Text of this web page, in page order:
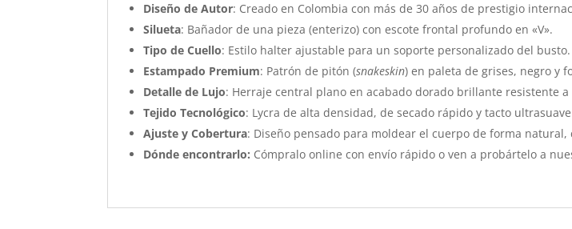
Diseño de Autor: Creado en Colombia con más de 30 años de prestigio
Silueta: Bañador de una pieza (enterizo) con escote frontal profundo en «V».
Tipo de Cuello: Estilo halter ajustable para un soporte personalizado del busto.
Estampado Premium: Patrón de pitón (snakeskin) en paleta de grises, negro y
Detalle de Lujo: Herraje central plano en acabado dorado brillante resistente
Tejido Tecnológico: Lycra de alta densidad, de secado rápido y tacto
Ajuste y Cobertura: Diseño pensado para moldear el cuerpo de forma
Dónde encontrarlo: Cómpralo online con envío rápido o ven a probártelo a